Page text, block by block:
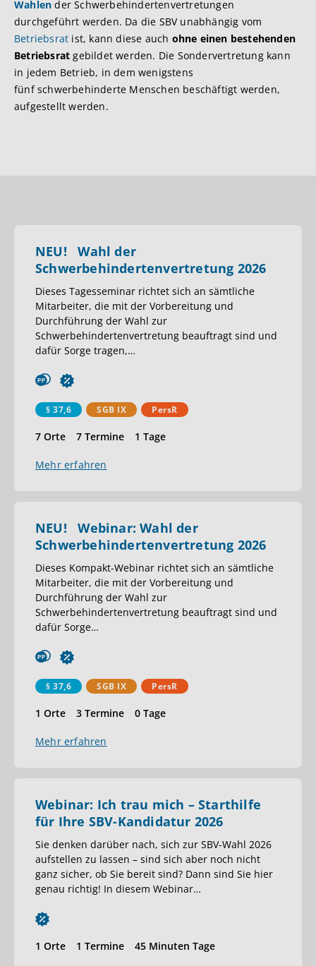
Wahlen der Schwerbehindertenvertretungen
durchgeführt werden. Da die SBV unabhängig vom
Betriebsrat ist, kann diese auch ohne einen bestehenden
Betriebsrat gebildet werden. Die Sondervertretung kann
in jedem Betrieb, in dem wenigstens
fünf schwerbehinderte Menschen beschäftigt werden,
aufgestellt werden.
NEU! Wahl der
Schwerbehindertenvertretung 2026
Dieses Tagesseminar richtet sich an sämtliche
Mitarbeiter, die mit der Vorbereitung und
Durchführung der Wahl zur
Schwerbehindertenvertretung beauftragt sind und
dafür Sorge tragen,…
§ 37,6 SGB IX PersR
7 Orte 7 Termine 1 Tage
Mehr erfahren
NEU! Webinar: Wahl der
Schwerbehindertenvertretung 2026
Dieses Kompakt-Webinar richtet sich an sämtliche
Mitarbeiter, die mit der Vorbereitung und
Durchführung der Wahl zur
Schwerbehindertenvertretung beauftragt sind und
dafür Sorge…
§ 37,6 SGB IX PersR
1 Orte 3 Termine 0 Tage
Mehr erfahren
Webinar: Ich trau mich – Starthilfe
für Ihre SBV-Kandidatur 2026
Sie denken darüber nach, sich zur SBV-Wahl 2026
aufstellen zu lassen – sind sich aber noch nicht
ganz sicher, ob Sie bereit sind? Dann sind Sie hier
genau richtig! In diesem Webinar…
1 Orte 1 Termine 45 Minuten Tage